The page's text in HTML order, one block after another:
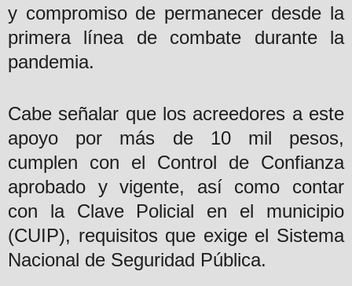
y compromiso de permanecer desde la
primera línea de combate durante la
pandemia.
Cabe señalar que los acreedores a este
apoyo por más de 10 mil pesos,
cumplen con el Control de Confianza
aprobado y vigente, así como contar
con la Clave Policial en el municipio
(CUIP), requisitos que exige el Sistema
Nacional de Seguridad Pública.